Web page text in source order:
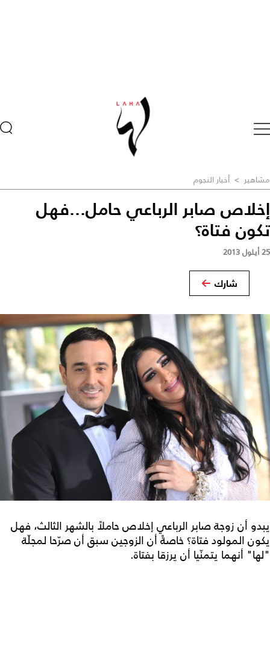
مشاهير > أخبار النجوم
إخلاص صابر الرباعي حامل...فهل
تكون فتاة؟
25 أيلول 2013
شارك
يبدو أن زوجة صابر الرباعي إخلاص حاملاً بالشهر الثالث، فهل
يكون المولود فتاة؟ خاصةً أن الزوجين سبق أن صرّحا لمجلّة
"لها" أنهما يتمنّيا أن يرزقا بفتاة.